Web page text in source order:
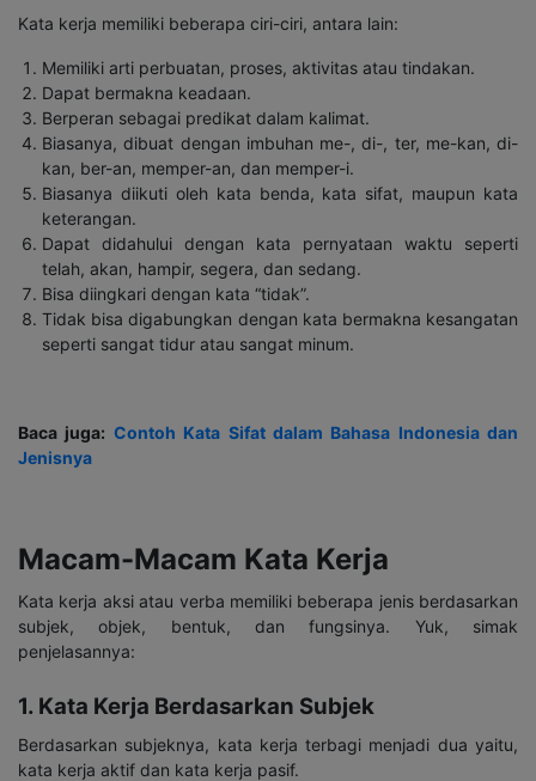
Kata kerja memiliki beberapa ciri-ciri, antara lain:
Memiliki arti perbuatan, proses, aktivitas atau tindakan.
Dapat bermakna keadaan.
Berperan sebagai predikat dalam kalimat.
Biasanya, dibuat dengan imbuhan me-, di-, ter, me-kan, di-
kan, ber-an, memper-an, dan memper-i.
Biasanya diikuti oleh kata benda, kata sifat, maupun kata
keterangan.
Dapat didahului dengan kata pernyataan waktu seperti
telah, akan, hampir, segera, dan sedang.
Bisa diingkari dengan kata “tidak”.
Tidak bisa digabungkan dengan kata bermakna kesangatan
seperti sangat tidur atau sangat minum.
Baca juga: Contoh Kata Sifat dalam Bahasa Indonesia dan
Jenisnya
Macam-Macam Kata Kerja
Kata kerja aksi atau verba memiliki beberapa jenis berdasarkan
subjek, objek, bentuk, dan fungsinya. Yuk, simak
penjelasannya:
1. Kata Kerja Berdasarkan Subjek
Berdasarkan subjeknya, kata kerja terbagi menjadi dua yaitu,
kata kerja aktif dan kata kerja pasif.